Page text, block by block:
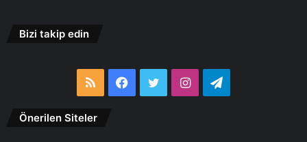
Bizi takip edin
RSS Facebook
TwitterInstagramTelegram
Önerilen Siteler